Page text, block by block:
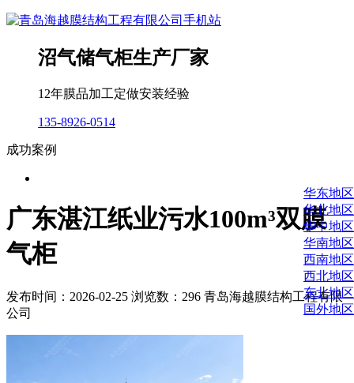
沼气储气柜生产厂家
12年膜品加工定做安装经验
135-8926-0514
成功案例
华东地区
华北地区
华中地区
华南地区
西南地区
西北地区
东北地区
国外地区
广东湛江纸业污水100m³双膜
气柜
发布时间：2026-02-25 浏览数：296 青岛海越膜结构工程有限
公司